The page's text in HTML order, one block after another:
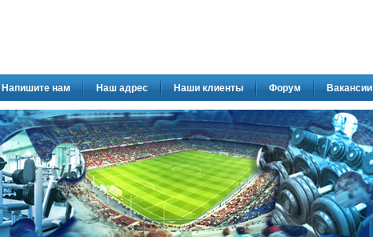
Напишите нам Наш адрес Наши клиенты Форум Вакансии